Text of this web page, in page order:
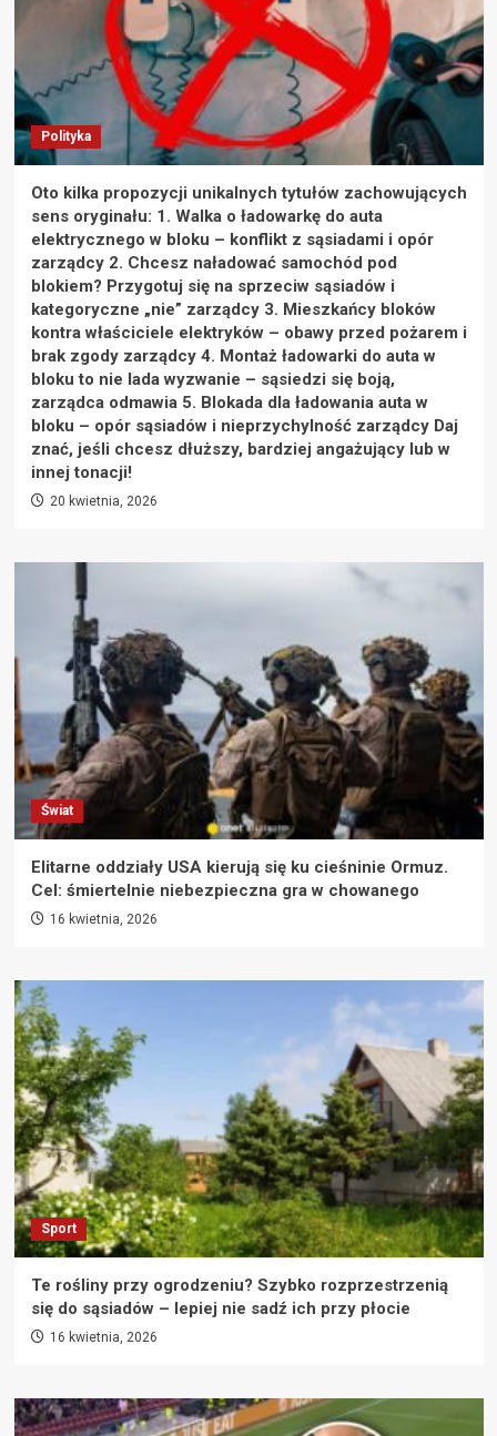
Polityka
Oto kilka propozycji unikalnych tytułów zachowujących
sens oryginału: 1. Walka o ładowarkę do auta
elektrycznego w bloku – konflikt z sąsiadami i opór
zarządcy 2. Chcesz naładować samochód pod
blokiem? Przygotuj się na sprzeciw sąsiadów i
kategoryczne „nie” zarządcy 3. Mieszkańcy bloków
kontra właściciele elektryków – obawy przed pożarem i
brak zgody zarządcy 4. Montaż ładowarki do auta w
bloku to nie lada wyzwanie – sąsiedzi się boją,
zarządca odmawia 5. Blokada dla ładowania auta w
bloku – opór sąsiadów i nieprzychylność zarządcy Daj
znać, jeśli chcesz dłuższy, bardziej angażujący lub w
innej tonacji!
20 kwietnia, 2026
Świat
Elitarne oddziały USA kierują się ku cieśninie Ormuz.
Cel: śmiertelnie niebezpieczna gra w chowanego
16 kwietnia, 2026
Sport
Te rośliny przy ogrodzeniu? Szybko rozprzestrzenią
się do sąsiadów – lepiej nie sadź ich przy płocie
16 kwietnia, 2026